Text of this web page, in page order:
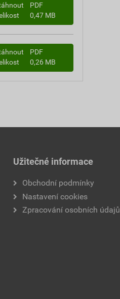
PDF
0,47 MB
PDF
0,26 MB
Užitečné informace
Obchodní podmínky
Nastavení cookies
Zpracování osobních údajů